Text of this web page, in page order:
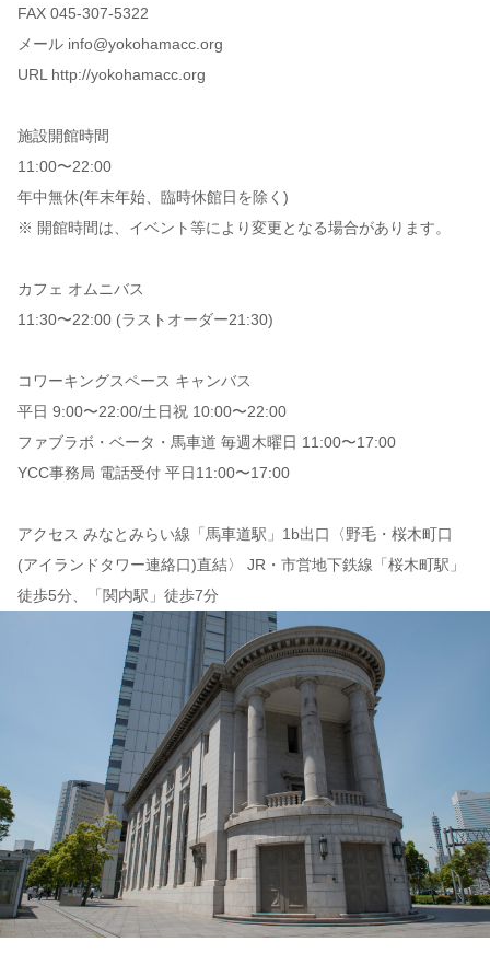
FAX 045-307-5322
メール info@yokohamacc.org
URL http://yokohamacc.org
施設開館時間
11:00〜22:00
年中無休(年末年始、臨時休館日を除く)
※ 開館時間は、イベント等により変更となる場合があります。
カフェ オムニバス
11:30〜22:00 (ラストオーダー21:30)
コワーキングスペース キャンバス
平日 9:00〜22:00/土日祝 10:00〜22:00
ファブラボ・ベータ・馬車道 毎週木曜日 11:00〜17:00
YCC事務局 電話受付 平日11:00〜17:00
アクセス みなとみらい線「馬車道駅」1b出口〈野毛・桜木町口
(アイランドタワー連絡口)直結〉 JR・市営地下鉄線「桜木町駅」
徒歩5分、「関内駅」徒歩7分